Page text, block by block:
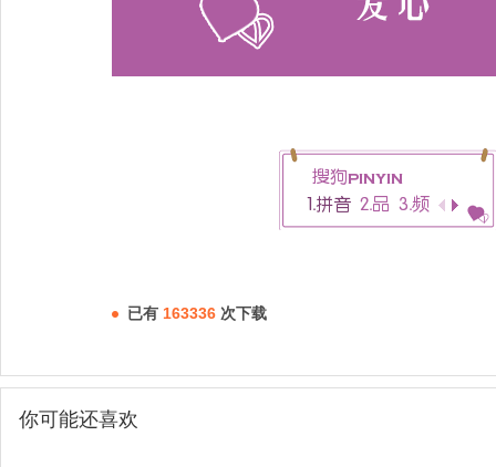
已有 163336 次下载
你可能还喜欢